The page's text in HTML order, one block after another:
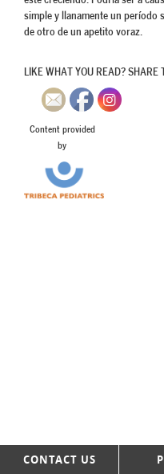
simple y llanamente un período
de otro de un apetito voraz.
LIKE WHAT YOU READ? SHARE
Content provided
by
CONTACT US